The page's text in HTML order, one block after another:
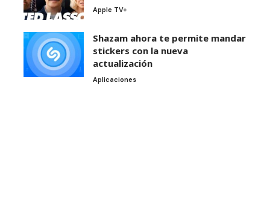
Apple TV+
Shazam ahora te permite mandar
stickers con la nueva
actualización
Aplicaciones